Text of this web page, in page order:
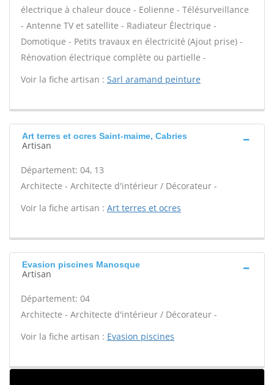
électrique à chaleur douce - Eolienne - Télésurveillance
- Antenne TV et satellite - Radiateur Électrique -
Domotique - Petits travaux en électricité (Ajout prise) -
Rénovation électrique complète ou partielle -
Voir la fiche artisan : Sarl aramand peinture
Art terres et ocres Saint-maime, Cabries
Artisan
Département: 04, 13
Architecte - Architecte d'intérieur / Décorateur -
Voir la fiche artisan : Art terres et ocres
Evasion piscines Manosque
Artisan
Département: 04
Architecte - Architecte d'intérieur / Décorateur -
Voir la fiche artisan : Evasion piscines